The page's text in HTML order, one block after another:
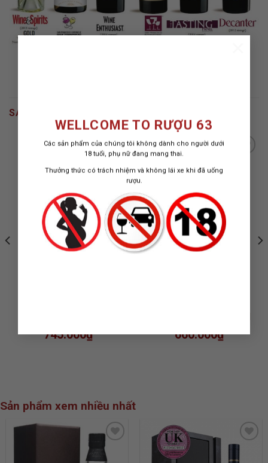
WELLCOME TO RƯỢU 63
Các sản phẩm của chúng tôi không dành cho người dưới
18 tuổi, phụ nữ đang mang thai.
Thưởng thức có trách nhiệm và không lái xe khi đã uống
rượu.
SẢN PHẨM TƯƠNG TỰ
WISHLIST
745.000₫
WISHLIST
660.000₫
Sản phẩm xem nhiều nhất